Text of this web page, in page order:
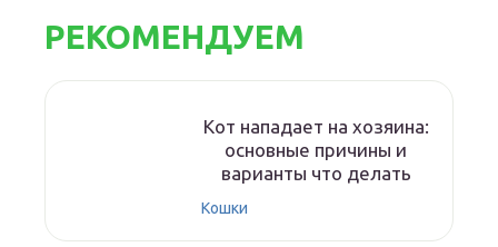
РЕКОМЕНДУЕМ
Кот нападает на хозяина:
основные причины и
варианты что делать
Кошки